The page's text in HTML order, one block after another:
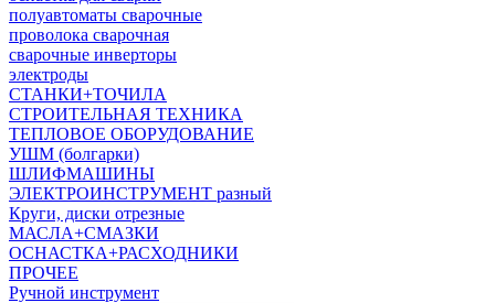
полуавтоматы сварочные
проволока сварочная
сварочные инверторы
электроды
СТАНКИ+ТОЧИЛА
СТРОИТЕЛЬНАЯ ТЕХНИКА
ТЕПЛОВОЕ ОБОРУДОВАНИЕ
УШМ (болгарки)
ШЛИФМАШИНЫ
ЭЛЕКТРОИНСТРУМЕНТ разный
Круги, диски отрезные
МАСЛА+СМАЗКИ
ОСНАСТКА+РАСХОДНИКИ
ПРОЧЕЕ
Ручной инструмент